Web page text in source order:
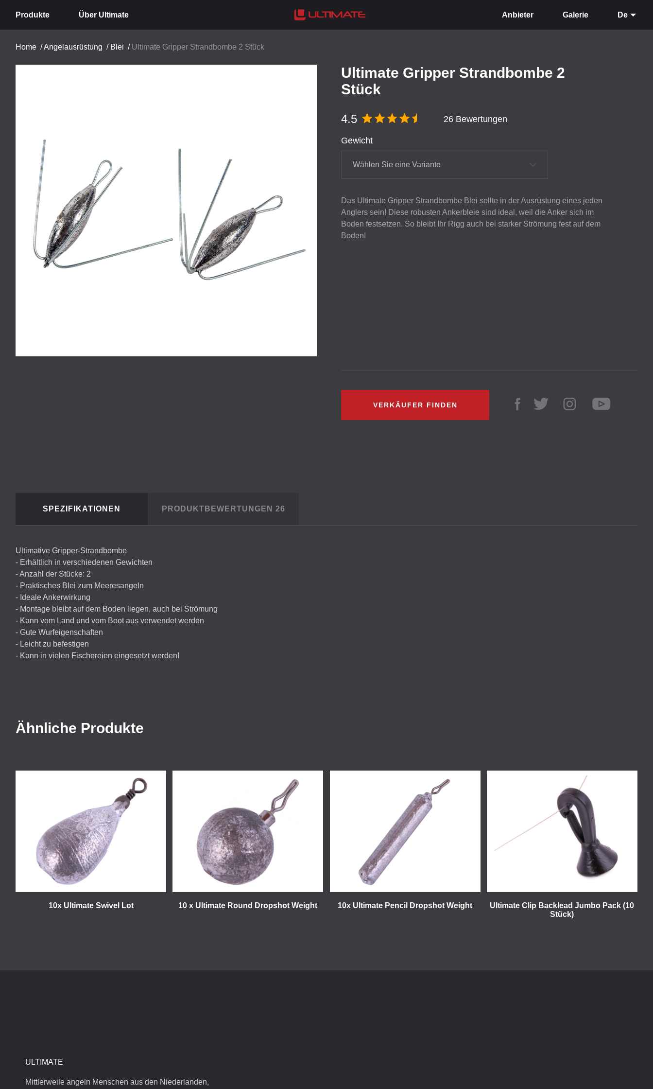
Produkte Über Ultimate Anbieter Galerie De
Home /Angelausrüstung / Blei / Ultimate Gripper Strandbombe 2 Stück
Ultimate Gripper Strandbombe 2
Stück
4.5 26 Bewertungen
Gewicht
Wählen Sie eine Variante
Das Ultimate Gripper Strandbombe Blei sollte in der Ausrüstung eines jeden
Anglers sein! Diese robusten Ankerbleie sind ideal, weil die Anker sich im
Boden festsetzen. So bleibt Ihr Rigg auch bei starker Strömung fest auf dem
Boden!
VERKÄUFER FINDEN
SPEZIFIKATIONEN PRODUKTBEWERTUNGEN 26
Ultimative Gripper-Strandbombe
- Erhältlich in verschiedenen Gewichten
- Anzahl der Stücke: 2
- Praktisches Blei zum Meeresangeln
- Ideale Ankerwirkung
- Montage bleibt auf dem Boden liegen, auch bei Strömung
- Kann vom Land und vom Boot aus verwendet werden
- Gute Wurfeigenschaften
- Leicht zu befestigen
- Kann in vielen Fischereien eingesetzt werden!
Ähnliche Produkte
10x Ultimate Swivel Lot 10 x Ultimate Round Dropshot Weight 10x Ultimate Pencil Dropshot Weight
Ultimate Clip Backlead Jumbo Pack (10
Stück)
ULTIMATE
Mittlerweile angeln Menschen aus den Niederlanden,